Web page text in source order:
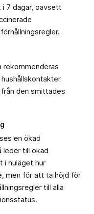
7 dagar, oavsett
rekommenderas
den smittades
en ökad
leder till ökad
i nuläget hur
men för att ta höjd för
till alla